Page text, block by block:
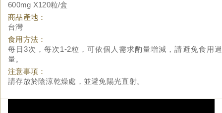
600mg X120粒/盒
商品產地：
台灣
食用方法：
每日3次，每次1-2粒，可依個人需求酌量增減，請避免食用過
量。
注意事項：
請存放於陰涼乾燥處，並避免陽光直射。